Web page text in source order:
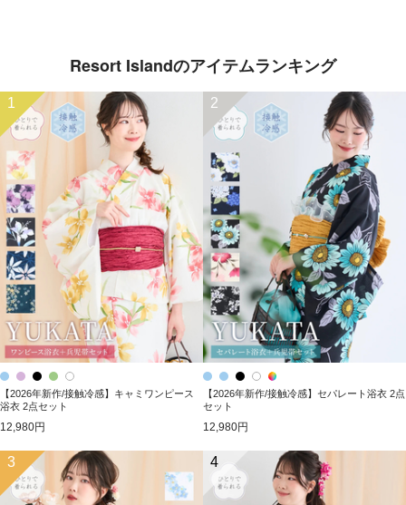
Resort Islandのアイテムランキング
1
【2026年新作/接触冷感】キャミワンピース
浴衣 2点セット
12,980円
2
【2026年新作/接触冷感】セパレート浴衣 2点
セット
12,980円
3 4